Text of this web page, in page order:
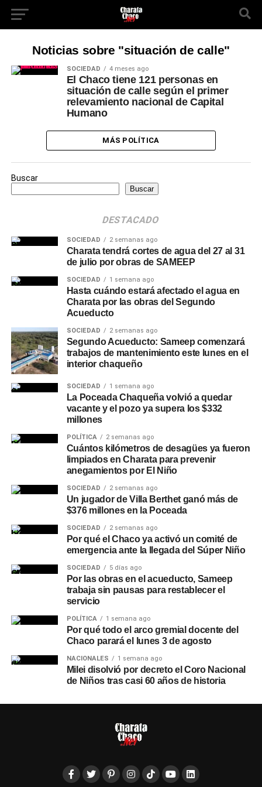
Noticias sobre "situación de calle"
SOCIEDAD 4 meses ago
El Chaco tiene 121 personas en
situación de calle según el primer
relevamiento nacional de Capital
Humano
MÁS POLÍTICA
Buscar
Buscar
DESTACADO
SOCIEDAD 2 semanas ago
Charata tendrá cortes de agua del 27 al 31
de julio por obras de SAMEEP
SOCIEDAD 1 semana ago
Hasta cuándo estará afectado el agua en
Charata por las obras del Segundo
Acueducto
SOCIEDAD 2 semanas ago
Segundo Acueducto: Sameep comenzará
trabajos de mantenimiento este lunes en el
interior chaqueño
SOCIEDAD 1 semana ago
La Poceada Chaqueña volvió a quedar
vacante y el pozo ya supera los $332
millones
POLÍTICA 2 semanas ago
Cuántos kilómetros de desagües ya fueron
limpiados en Charata para prevenir
anegamientos por El Niño
SOCIEDAD 2 semanas ago
Un jugador de Villa Berthet ganó más de
$376 millones en la Poceada
SOCIEDAD 2 semanas ago
Por qué el Chaco ya activó un comité de
emergencia ante la llegada del Súper Niño
SOCIEDAD 5 días ago
Por las obras en el acueducto, Sameep
trabaja sin pausas para restablecer el
servicio
POLÍTICA 1 semana ago
Por qué todo el arco gremial docente del
Chaco parará el lunes 3 de agosto
NACIONALES 1 semana ago
Milei disolvió por decreto el Coro Nacional
de Niños tras casi 60 años de historia